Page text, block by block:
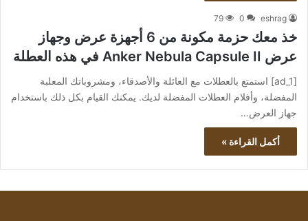
eshrag
0
79
خذ معك حزمة مكونة من 6 أجهزة عرض وجهاز
عرض Anker Nebula Capsule II في هذه العطلة
[ad_1] استمتع بالعطلات مع العائلة والأصدقاء، ومشروباتك المعلبة
المفضلة، وأفلام العطلات المفضلة لديك. يمكنك القيام بكل ذلك باستخدام
جهاز العرض…
أكمل القراءة »